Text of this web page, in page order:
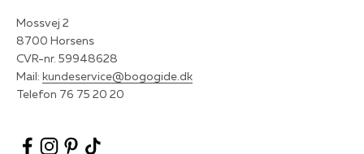
Mossvej 2
8700 Horsens
CVR-nr. 59948628
Mail: kundeservice@bogogide.dk
Telefon 76 75 20 20